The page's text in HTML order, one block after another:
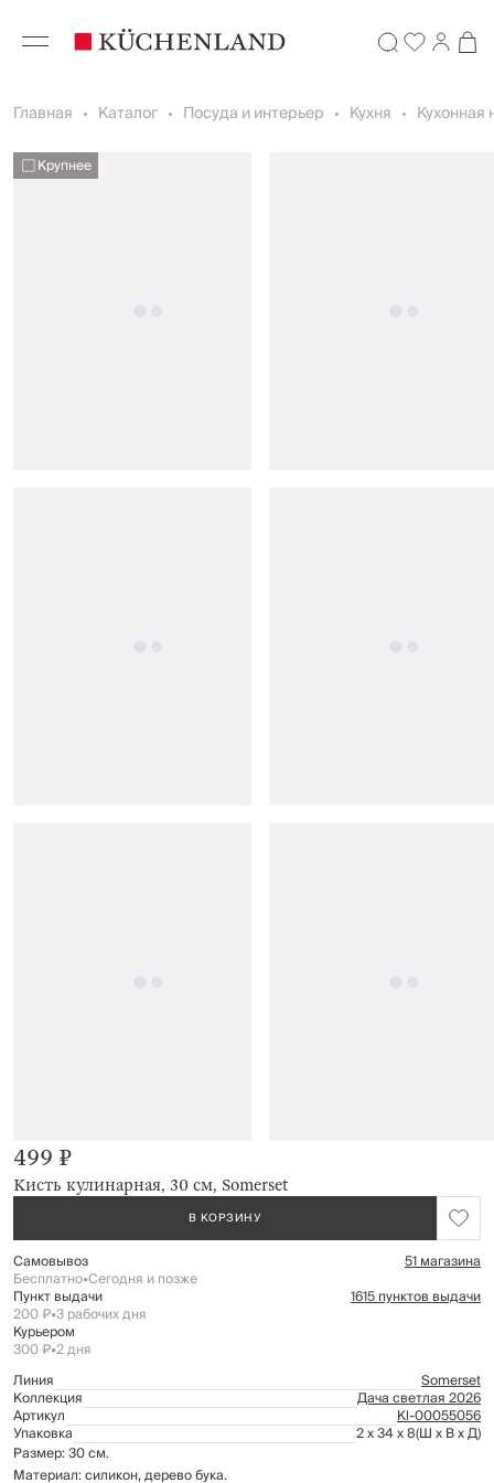
Главная Каталог Посуда и интерьер Кухня Кухонная
Крупнее
Кисть кулинарная, 30 см, Somerset
499 ₽
В КОРЗИНУ
Самовывоз 51 магазина
Бесплатно•Сегодня и позже
Пункт выдачи 1615 пунктов выдачи
200 ₽•3 рабочих дня
Курьером
300 ₽•2 дня
Линия
Somerset
Коллекция Дача светлая 2026
Артикул Kl-00055056
Упаковка 2 x 34 x 8(Ш x В x Д)
Размер: 30 см.
Материал: силикон, дерево бука.